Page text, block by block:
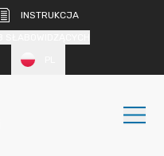
INSTRUKCJA